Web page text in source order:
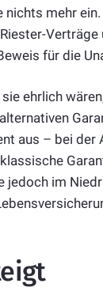
nichts mehr ein.
Riester-
für die
ehrlich
aus – bei der
jedoch im